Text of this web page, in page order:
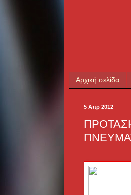
Αρχική σελίδα
5 Απρ 2012